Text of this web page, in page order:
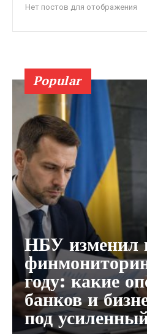
Нет постов для отображения
Popular
НБУ изменил
году: какие
банков и
под